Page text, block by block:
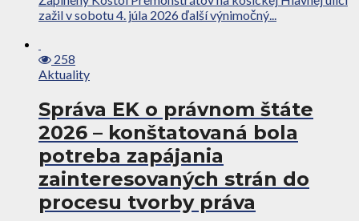
zažil v sobotu 4. júla 2026 ďalší výnimočný...
258
Aktuality
Správa EK o právnom štáte
2026 – konštatovaná bola
potreba zapájania
zainteresovaných strán do
procesu tvorby práva